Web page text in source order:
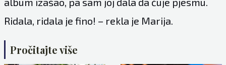
Ridala, ridala je fino! – rekla je Marija.
Pročitajte više